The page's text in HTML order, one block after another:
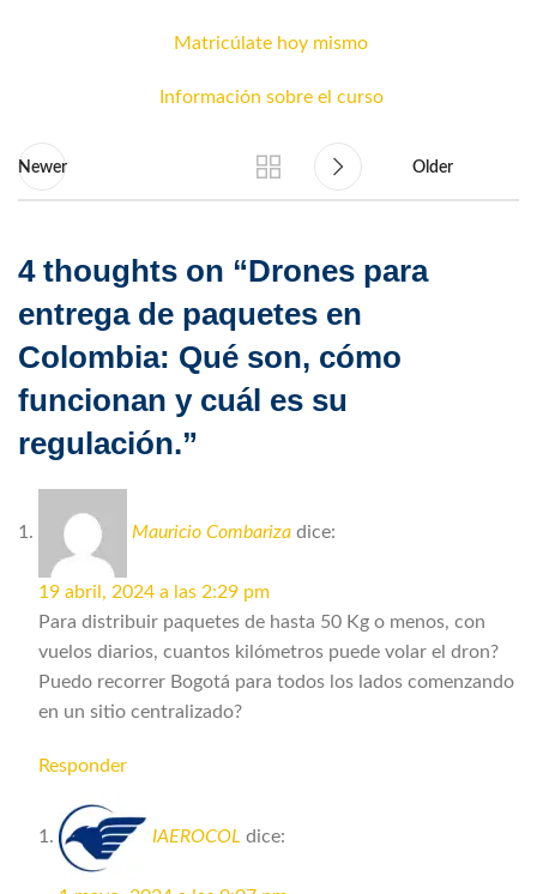
Matricúlate hoy mismo
Información sobre el curso
Newer Older
4 thoughts on “Drones para
entrega de paquetes en
Colombia: Qué son, cómo
funcionan y cuál es su
regulación.”
Mauricio Combariza dice:
19 abril, 2024 a las 2:29 pm
Para distribuir paquetes de hasta 50 Kg o menos, con
vuelos diarios, cuantos kilómetros puede volar el dron?
Puedo recorrer Bogotá para todos los lados comenzando
en un sitio centralizado?
Responder
IAEROCOL dice: